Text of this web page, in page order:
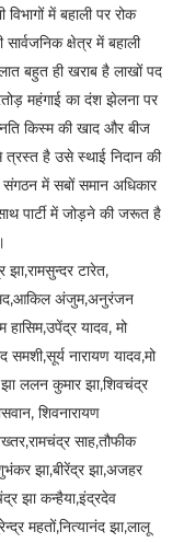
में बहाली पर रोक
क्षेत्र में बहाली
बहुत ही खराब है लाखों पद
महंगाई का दंश झेलना पर
किस्म की खाद और बीज
त्रस्त है उसे स्थाई निदान की
संगठन में सबों समान अधिकार
पार्टी में जोड़ने की जरूत है
टारेत,
अंजुम,अनुरंजन
यादव, मो
नारायण यादव,मो
ललन कुमार झा,शिवचंद्र
शिवनारायण
साह,तौफीक
झा,बीरेंद्र झा,अजहर
झा कन्हैया,इंद्रदेव
महतों,नित्यानंद झा,लालू